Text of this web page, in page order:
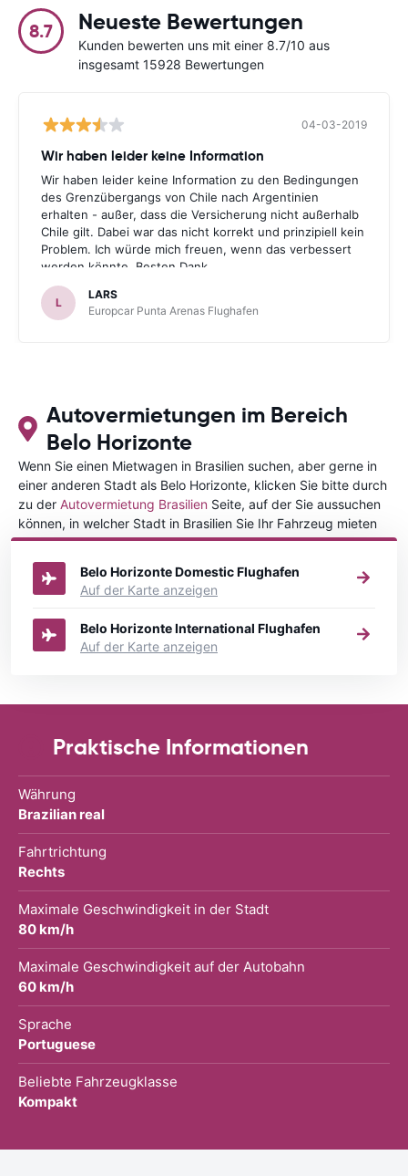
8.7 Neueste Bewertungen
Kunden bewerten uns mit einer 8.7/10 aus
insgesamt 15928 Bewertungen
04-03-2019
Wir haben leider keine Information
Wir haben leider keine Information zu den Bedingungen
des Grenzübergangs von Chile nach Argentinien
erhalten - außer, dass die Versicherung nicht außerhalb
Chile gilt. Dabei war das nicht korrekt und prinzipiell kein
Problem. Ich würde mich freuen, wenn das verbessert
werden könnte. Besten Dank.
L
LARS
Europcar Punta Arenas Flughafen
Autovermietungen im Bereich
Belo Horizonte
Wenn Sie einen Mietwagen in Brasilien suchen, aber gerne in
einer anderen Stadt als Belo Horizonte, klicken Sie bitte durch
zu der Autovermietung Brasilien Seite, auf der Sie aussuchen
können, in welcher Stadt in Brasilien Sie Ihr Fahrzeug mieten
wollen.
Belo Horizonte Domestic Flughafen
Auf der Karte anzeigen
Belo Horizonte International Flughafen
Auf der Karte anzeigen
Praktische Informationen
Währung
Brazilian real
Fahrtrichtung
Rechts
Maximale Geschwindigkeit in der Stadt
80 km/h
Maximale Geschwindigkeit auf der Autobahn
60 km/h
Sprache
Portuguese
Beliebte Fahrzeugklasse
Kompakt